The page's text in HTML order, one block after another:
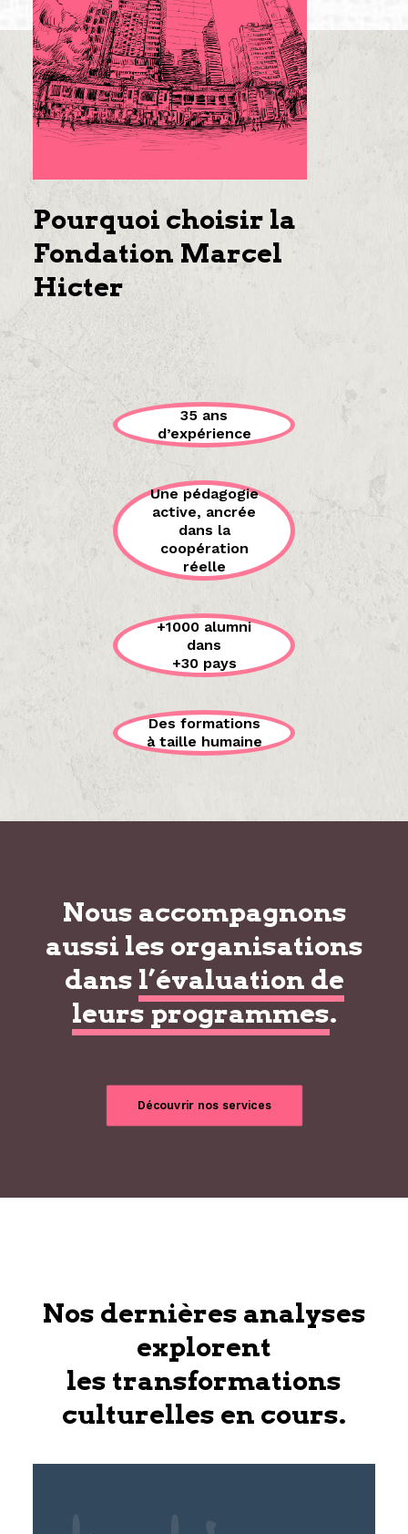
Pourquoi choisir la
Fondation Marcel
Hicter
35 ans
d’expérience
Une pédagogie
active, ancrée
dans la
coopération
réelle
+1000 alumni
dans
+30 pays
Des formations
à taille humaine
Nous accompagnons
aussi les organisations
dans l’évaluation de
leurs programmes.
Découvrir nos services
Nos dernières analyses
explorent
les transformations
culturelles en cours.